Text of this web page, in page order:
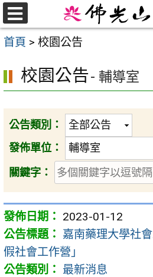
跳
至
主首頁 > 校園公告
校園公告- 輔導室
公告類別：
發佈單位：
關鍵字：
2023-01-12
嘉南藥理大學社
假社會工作營」
最新消息
選
單